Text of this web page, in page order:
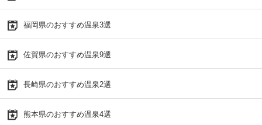
福岡県のおすすめ温泉3選
佐賀県のおすすめ温泉9選
長崎県のおすすめ温泉2選
熊本県のおすすめ温泉4選